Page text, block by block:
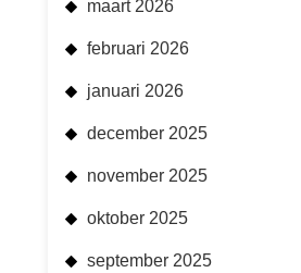
maart 2026
februari 2026
januari 2026
december 2025
november 2025
oktober 2025
september 2025